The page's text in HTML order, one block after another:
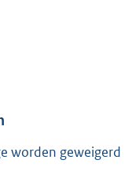
worden geweigerd